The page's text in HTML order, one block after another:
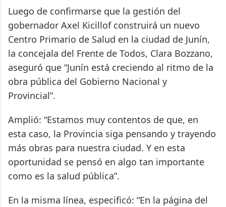
Luego de confirmarse que la gestión del
gobernador Axel Kicillof construirá un nuevo
Centro Primario de Salud en la ciudad de Junín,
la concejala del Frente de Todos, Clara Bozzano,
aseguró que “Junín está creciendo al ritmo de la
obra pública del Gobierno Nacional y
Provincial”.
Amplió: “Estamos muy contentos de que, en
esta caso, la Provincia siga pensando y trayendo
más obras para nuestra ciudad. Y en esta
oportunidad se pensó en algo tan importante
como es la salud pública”.
En la misma línea, especificó: “En la página del